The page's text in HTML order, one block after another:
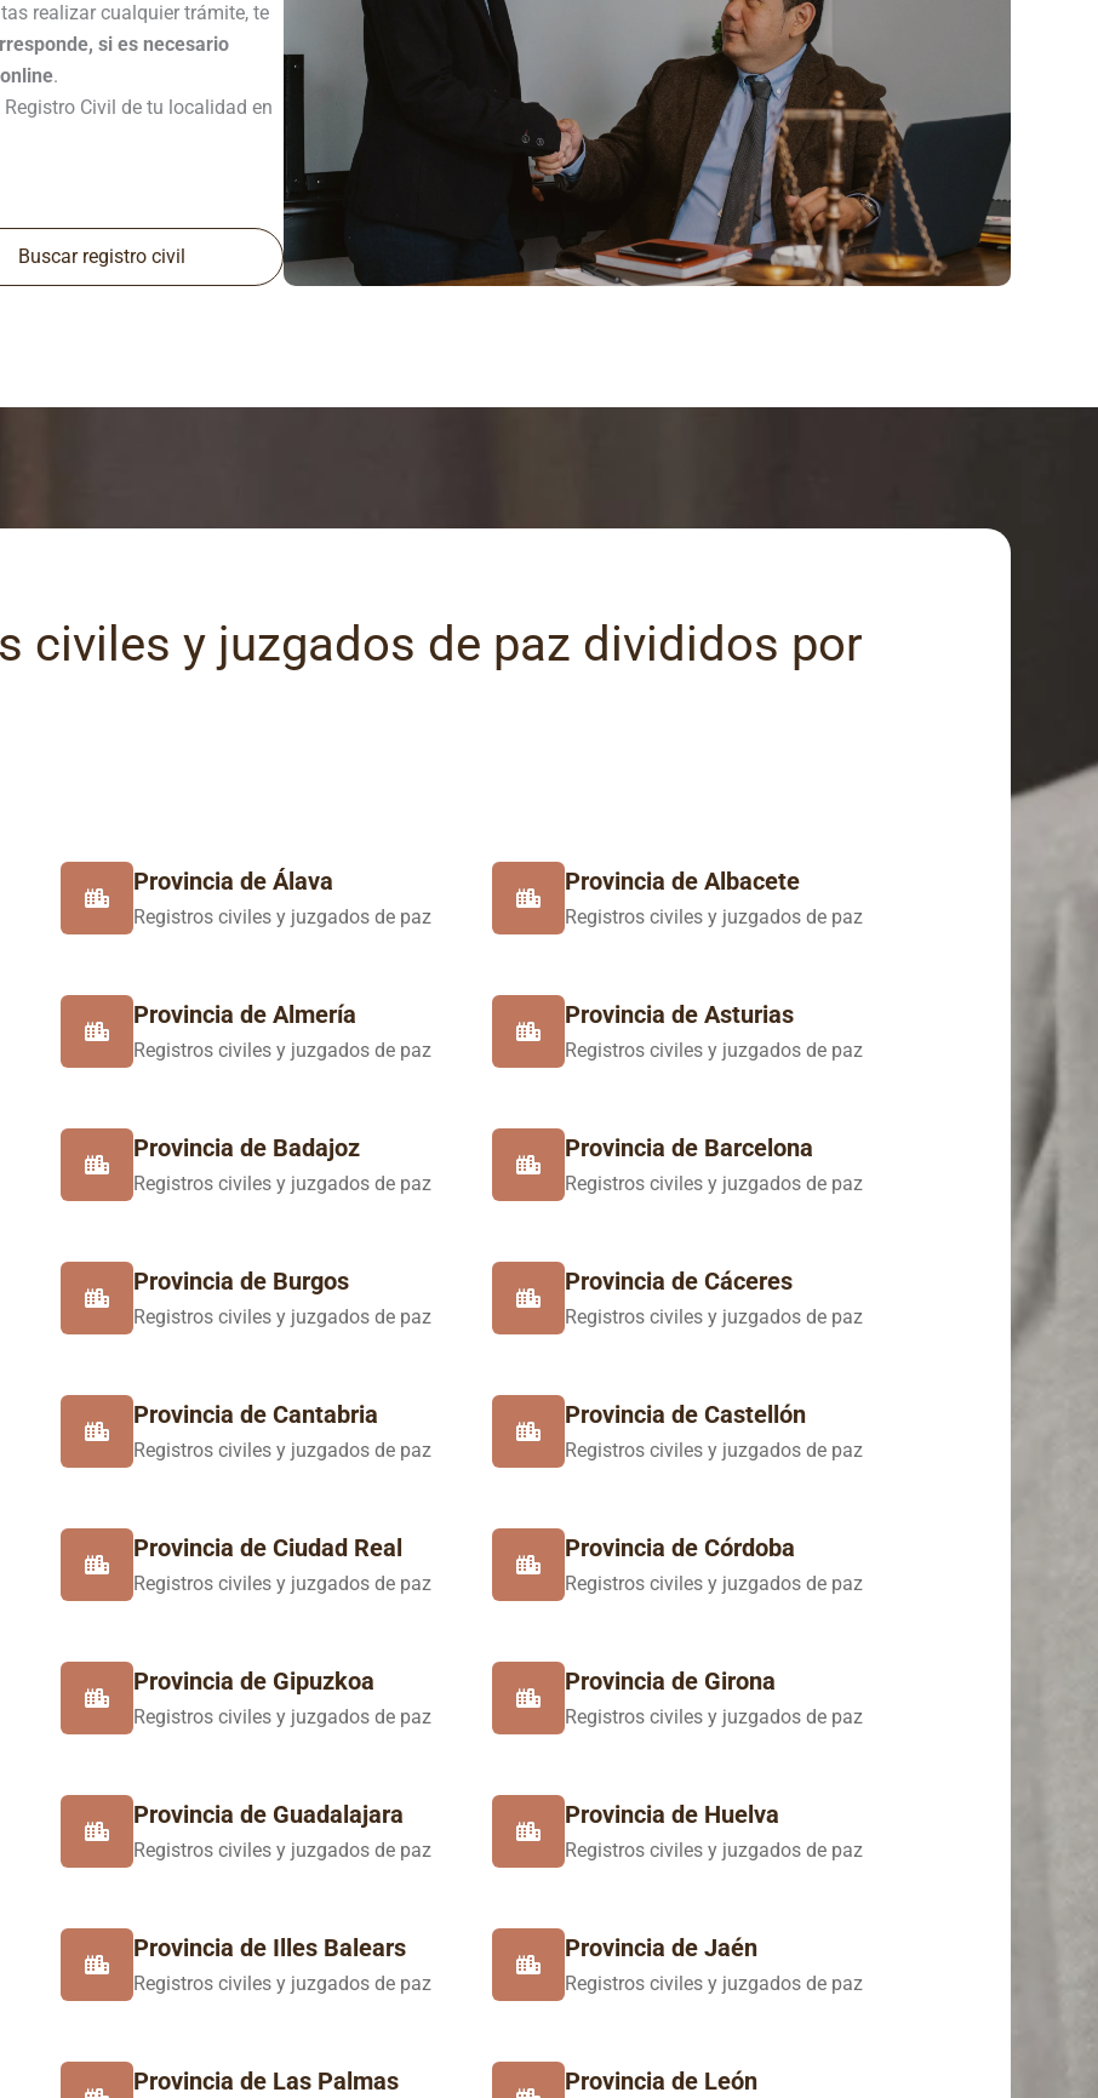
realizar cualquier trámite, te
si es necesario
.
Civil de tu localidad en
Buscar registro civil
civiles y juzgados de paz divididos por
Provincia de Álava
Registros civiles y juzgados de paz
Provincia de Albacete
Registros civiles y juzgados de paz
Provincia de Almería
Registros civiles y juzgados de paz
Provincia de Asturias
Registros civiles y juzgados de paz
Provincia de Badajoz
Registros civiles y juzgados de paz
Provincia de Barcelona
Registros civiles y juzgados de paz
Provincia de Burgos
Registros civiles y juzgados de paz
Provincia de Cáceres
Registros civiles y juzgados de paz
Provincia de Cantabria
Registros civiles y juzgados de paz
Provincia de Castellón
Registros civiles y juzgados de paz
Provincia de Ciudad Real
Registros civiles y juzgados de paz
Provincia de Córdoba
Registros civiles y juzgados de paz
Provincia de Gipuzkoa
Registros civiles y juzgados de paz
Provincia de Girona
Registros civiles y juzgados de paz
Provincia de Guadalajara
Registros civiles y juzgados de paz
Provincia de Huelva
Registros civiles y juzgados de paz
Provincia de Illes Balears
Registros civiles y juzgados de paz
Provincia de Jaén
Registros civiles y juzgados de paz
Provincia de Las Palmas Provincia de León